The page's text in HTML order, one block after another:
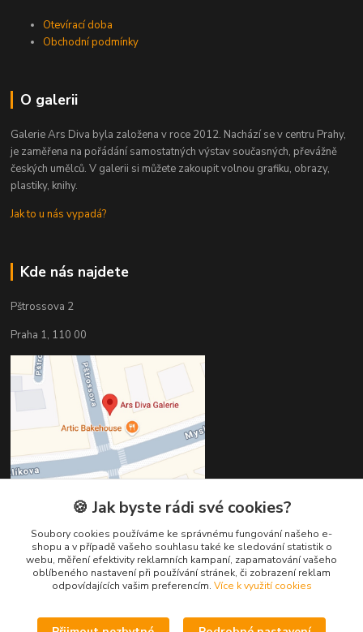
Otevírací doba
Obchodní podmínky
O galerii
Galerie Ars Diva byla založena v roce 2012. Nachází se v centru Prahy,
je zaměřena na pořádání samostatných výstav současných, převážně
českých umělců. V galerii si můžete zakoupit volnou grafiku, obrazy,
plastiky, knihy.
Jak to u nás vypadá?
Kde nás najdete
Pštrossova 2
Praha 1, 110 00
Kontakty
Věra Hédervári
🍪 Jak byste rádi své cookies?
Soubory cookies používáme ke správnému fungování našeho e-
shopu a v případě vašeho souhlasu také ke sledování statistik o
webu, měření efektivity reklamních kampaní, zapamatování vašeho
oblíbeného nastavení při používání stránek, či zobrazení reklam
odpovídajících vašim preferencím. Více k využití cookies